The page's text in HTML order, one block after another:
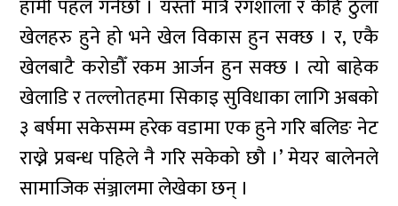
हामी पहल गर्नेछौँ । यस्तो मात्रै रंगशाला र केहि ठुला
खेलहरु हुने हो भने खेल विकास हुन सक्छ । र, एकै
खेलबाटै करोडौँ रकम आर्जन हुन सक्छ । त्यो बाहेक
खेलाडि र तल्लोतहमा सिकाइ सुविधाका लागि अबको
३ बर्षमा सकेसम्म हरेक वडामा एक हुने गरि बलिङ नेट
राख्ने प्रबन्ध पहिले नै गरि सकेको छौ ।’ मेयर बालेनले
सामाजिक संञ्जालमा लेखेका छन् ।